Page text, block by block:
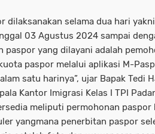
dilaksanakan selama dua hari
03 Agustus 2024 sampai
paspor yang dilayani adalah
paspor melalui aplikasi M-
satu harinya”, ujar Bapak Tedi
Kantor Imigrasi Kelas I TPI
meliputi permohonan paspor
yangmana penerbitan paspor